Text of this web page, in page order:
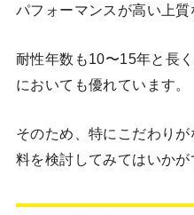
パフォーマンスが高い上質
耐性年数も10〜15年と長
においても優れています。
そのため、特にこだわり
料を検討してみてはいかが